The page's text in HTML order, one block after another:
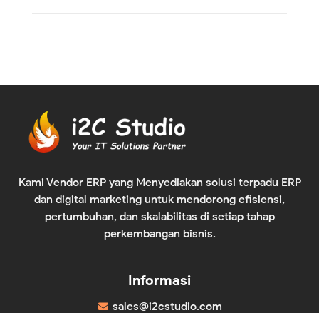
Kami Vendor ERP yang Menyediakan solusi terpadu ERP
dan digital marketing untuk mendorong efisiensi,
pertumbuhan, dan skalabilitas di setiap tahap
perkembangan bisnis.
Informasi
sales@i2cstudio.com